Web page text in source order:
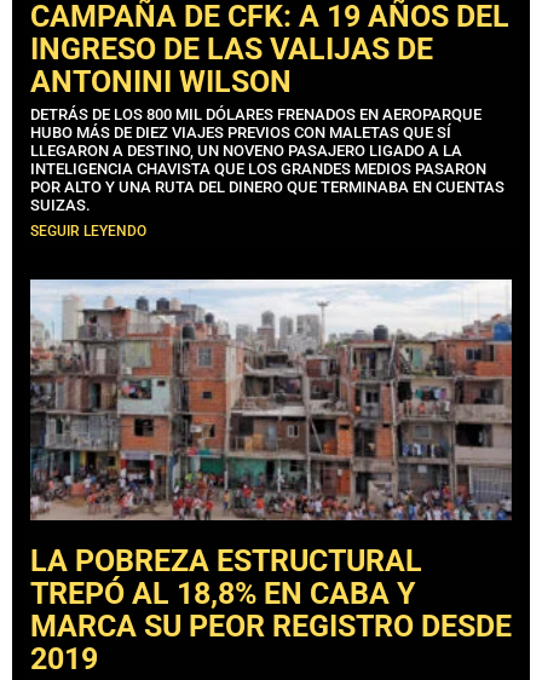
CAMPAÑA DE CFK: A 19 AÑOS DEL
INGRESO DE LAS VALIJAS DE
ANTONINI WILSON
DETRÁS DE LOS 800 MIL DÓLARES FRENADOS EN AEROPARQUE
HUBO MÁS DE DIEZ VIAJES PREVIOS CON MALETAS QUE SÍ
LLEGARON A DESTINO, UN NOVENO PASAJERO LIGADO A LA
INTELIGENCIA CHAVISTA QUE LOS GRANDES MEDIOS PASARON
POR ALTO Y UNA RUTA DEL DINERO QUE TERMINABA EN CUENTAS
SUIZAS.
SEGUIR LEYENDO
LA POBREZA ESTRUCTURAL
TREPÓ AL 18,8% EN CABA Y
MARCA SU PEOR REGISTRO DESDE
2019